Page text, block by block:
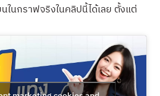
ในกราฟจริงในคลิปนี้ได้เลย ตั้งแต่